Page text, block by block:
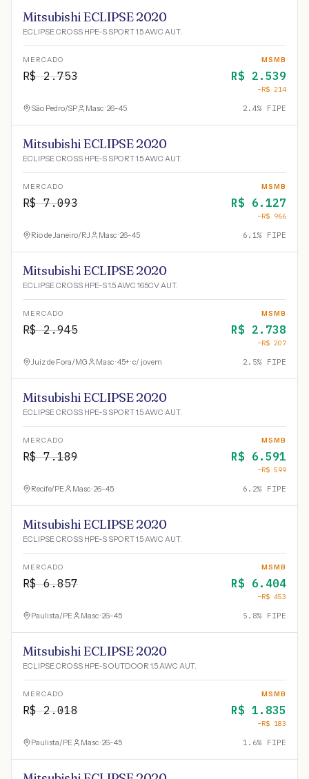
Mitsubishi ECLIPSE 2020
ECLIPSE CROSS HPE-S SPORT 1.5 AWC AUT.
MERCADO
R$2.753
MSMB
R$ 2.539
−R$ 214
São Pedro/SP Masc · 26-45 2.4% FIPE
Mitsubishi ECLIPSE 2020
ECLIPSE CROSS HPE-S SPORT 1.5 AWC AUT.
MERCADO
R$7.093
MSMB
R$ 6.127
−R$ 966
Rio de Janeiro/RJ Masc · 26-45 6.1% FIPE
Mitsubishi ECLIPSE 2020
ECLIPSE CROSS HPE-S 1.5 AWC 165CV AUT.
MERCADO
R$2.945
MSMB
R$ 2.738
−R$ 207
Juiz de Fora/MG Masc · 45+ · c/ jovem 2.5% FIPE
Mitsubishi ECLIPSE 2020
ECLIPSE CROSS HPE-S SPORT 1.5 AWC AUT.
MERCADO
R$7.189
MSMB
R$ 6.591
−R$ 599
Recife/PE Masc · 26-45 6.2% FIPE
Mitsubishi ECLIPSE 2020
ECLIPSE CROSS HPE-S SPORT 1.5 AWC AUT.
MERCADO
R$6.857
MSMB
R$ 6.404
−R$ 453
Paulista/PE Masc · 26-45 5.8% FIPE
Mitsubishi ECLIPSE 2020
ECLIPSE CROSS HPE-S OUTDOOR 1.5 AWC AUT.
MERCADO
R$2.018
MSMB
R$ 1.835
−R$ 183
Paulista/PE Masc · 26-45 1.6% FIPE